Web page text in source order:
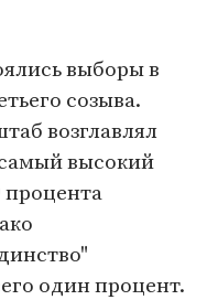
выборы в
созыва.
возглавлял
высокий
процента
один процент.